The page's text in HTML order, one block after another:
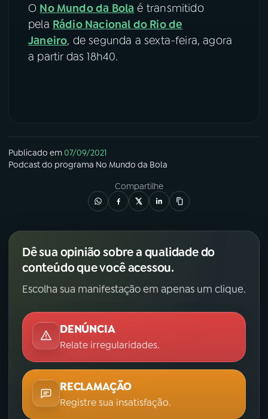
O No Mundo da Bola é transmitido
pela Rádio Nacional do Rio de
Janeiro, de segunda a sexta-feira, agora
a partir das 18h40.
Publicado em07/09/2021
Podcastdo programa No Mundo da Bola
Compartilhe
Dê sua opinião sobre a qualidade do
conteúdo que você acessou.
Escolha sua manifestação em apenas um clique.
DENÚNCIA
Relate irregularidades.
RECLAMAÇÃO
Registre sua insatisfação.